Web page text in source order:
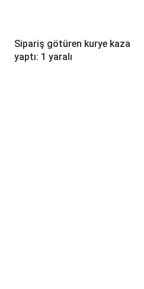
Sipariş götüren kurye kaza
yaptı: 1 yaralı